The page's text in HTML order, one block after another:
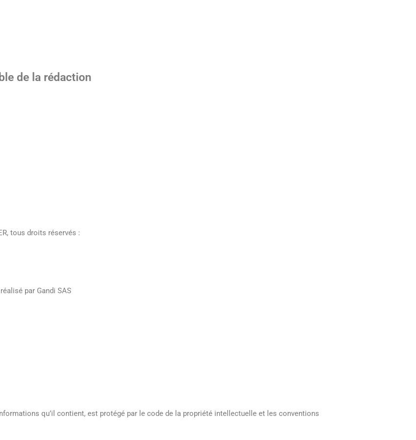
de la rédaction
tous droits réservés :
par Gandi SAS
qu’il contient, est protégé par le code de la propriété intellectuelle et les conventions